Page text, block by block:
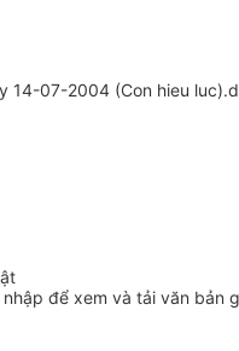
14-07-2004 (Con hieu
để xem và tải văn bản